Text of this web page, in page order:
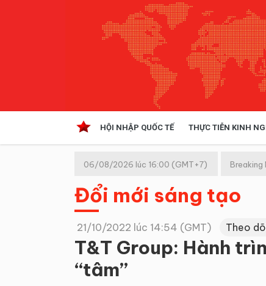
HỘI NHẬP QUỐC TẾ THỰC TIỄN KINH
Kinh tế hội nhập
Doanh nghiệp
06/08/2026 lúc 16:00 (GMT+7) Breaking
Đổi mới sáng tạo
21/10/2022 lúc 14:54 (GMT) Theo
T&T Group: Hành
“tâm”